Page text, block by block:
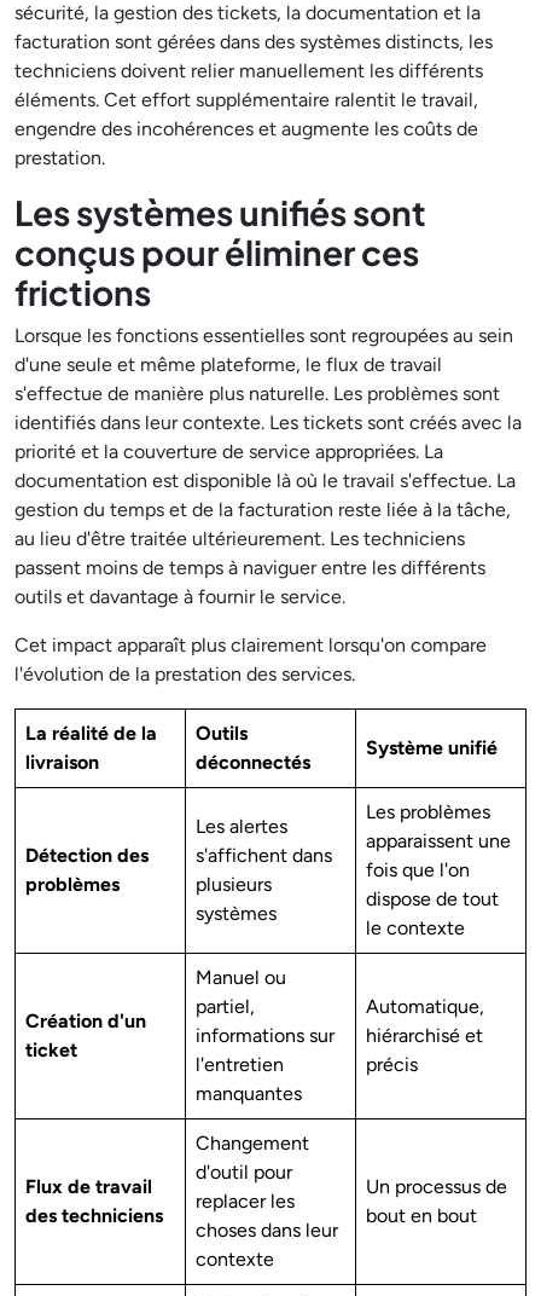
sécurité, la gestion des tickets, la documentation et la
facturation sont gérées dans des systèmes distincts, les
techniciens doivent relier manuellement les différents
éléments. Cet effort supplémentaire ralentit le travail,
engendre des incohérences et augmente les coûts de
prestation.
Les systèmes unifiés sont
conçus pour éliminer ces
frictions
Lorsque les fonctions essentielles sont regroupées au sein
d'une seule et même plateforme, le flux de travail
s'effectue de manière plus naturelle. Les problèmes sont
identifiés dans leur contexte. Les tickets sont créés avec la
priorité et la couverture de service appropriées. La
documentation est disponible là où le travail s'effectue. La
gestion du temps et de la facturation reste liée à la tâche,
au lieu d'être traitée ultérieurement. Les techniciens
passent moins de temps à naviguer entre les différents
outils et davantage à fournir le service.
Cet impact apparaît plus clairement lorsqu'on compare
l'évolution de la prestation des services.
La réalité de la
livraison
Outils
déconnectés
Système unifié
Détection des
problèmes
Les alertes
s'affichent dans
plusieurs
systèmes
Les problèmes
apparaissent une
fois que l'on
dispose de tout
le contexte
Création d'un
ticket
Manuel ou
partiel,
informations sur
l'entretien
manquantes
Automatique,
hiérarchisé et
précis
Flux de travail
des techniciens
Changement
d'outil pour
replacer les
choses dans leur
contexte
Un processus de
bout en bout